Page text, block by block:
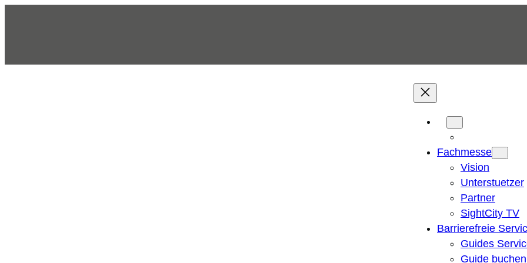
Fachmesse
Vision
Unterstuetzer
Partner
SightCity TV
Barrierefreie
Guides
Guide buchen